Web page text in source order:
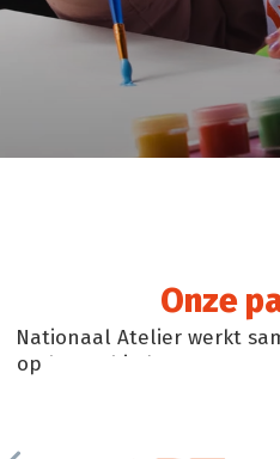
Onze
Nationaal Atelier werkt
op het gebied van